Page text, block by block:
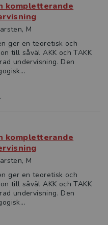
kompletterande
M
ger en teoretisk och
till såväl AKK och TAKK
undervisning. Den
kompletterande
M
ger en teoretisk och
till såväl AKK och TAKK
undervisning. Den